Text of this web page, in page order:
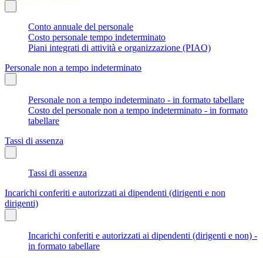
Conto annuale del personale
Costo personale tempo indeterminato
Piani integrati di attività e organizzazione (PIAO)
Personale non a tempo indeterminato
Personale non a tempo indeterminato - in formato tabellare
Costo del personale non a tempo indeterminato - in formato
tabellare
Tassi di assenza
Tassi di assenza
Incarichi conferiti e autorizzati ai dipendenti (dirigenti e non
dirigenti)
Incarichi conferiti e autorizzati ai dipendenti (dirigenti e non) -
in formato tabellare